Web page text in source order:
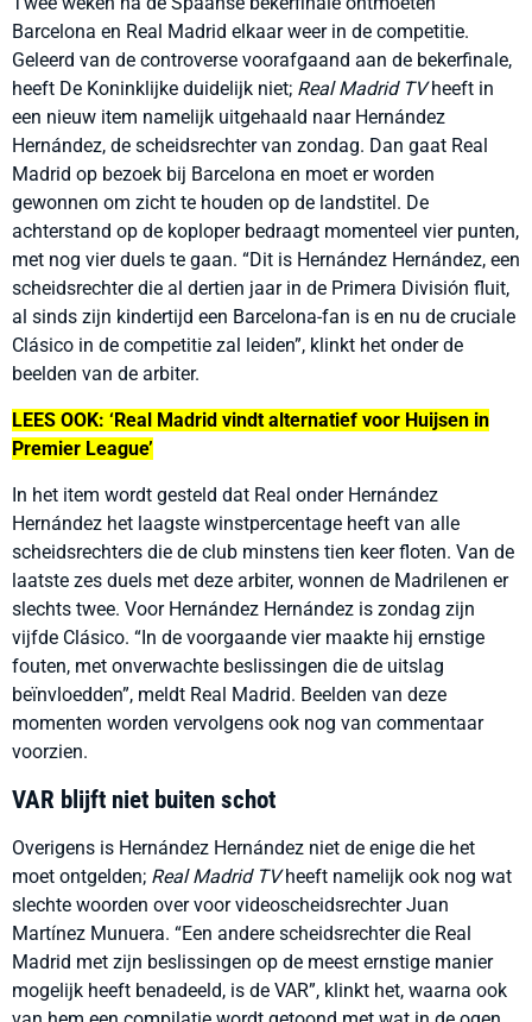
Barcelona en Real Madrid elkaar weer in de competitie.
Geleerd van de controverse voorafgaand aan de bekerfinale,
heeft De Koninklijke duidelijk niet; Real Madrid TVheeft in
een nieuw item namelijk uitgehaald naar Hernández
Hernández, de scheidsrechter van zondag. Dan gaat Real
Madrid op bezoek bij Barcelona en moet er worden
gewonnen om zicht te houden op de landstitel. De
achterstand op de koploper bedraagt momenteel vier punten,
met nog vier duels te gaan. “Dit is Hernández Hernández, een
scheidsrechter die al dertien jaar in de Primera División fluit,
al sinds zijn kindertijd een Barcelona-fan is en nu de cruciale
Clásico in de competitie zal leiden”, klinkt het onder de
beelden van de arbiter.
LEES OOK: ‘Real Madrid vindt alternatief voor Huijsen in
Premier League’
In het item wordt gesteld dat Real onder Hernández
Hernández het laagste winstpercentage heeft van alle
scheidsrechters die de club minstens tien keer floten. Van de
laatste zes duels met deze arbiter, wonnen de Madrilenen er
slechts twee. Voor Hernández Hernández is zondag zijn
vijfde Clásico. “In de voorgaande vier maakte hij ernstige
fouten, met onverwachte beslissingen die de uitslag
beïnvloedden”, meldt Real Madrid. Beelden van deze
momenten worden vervolgens ook nog van commentaar
voorzien.
VAR blijft niet buiten schot
Overigens is Hernández Hernández niet de enige die het
moet ontgelden; Real Madrid TVheeft namelijk ook nog wat
slechte woorden over voor videoscheidsrechter Juan
Martínez Munuera. “Een andere scheidsrechter die Real
Madrid met zijn beslissingen op de meest ernstige manier
mogelijk heeft benadeeld, is de VAR”, klinkt het, waarna ook